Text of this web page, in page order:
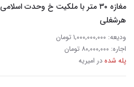
مغازه ۳۰ متر با ملکیت خ وحدت اسلامی
هرشغلی
ودیعه: ۱,۰۰۰,۰۰۰,۰۰۰ تومان
اجاره: ۸۰,۰۰۰,۰۰۰ تومان
پله شدهدر امیریه